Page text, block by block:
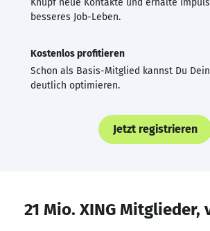
besseres Job-Leben.
Kostenlos profitieren
Schon als Basis-Mitglied kannst Du
deutlich optimieren.
Jetzt registrieren
21 Mio. XING Mitglieder,